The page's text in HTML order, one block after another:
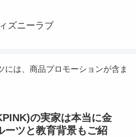
ズニーラブ
には、商品プロモーションが含ま
の実家は本当に金
ーツと教育背景もご紹